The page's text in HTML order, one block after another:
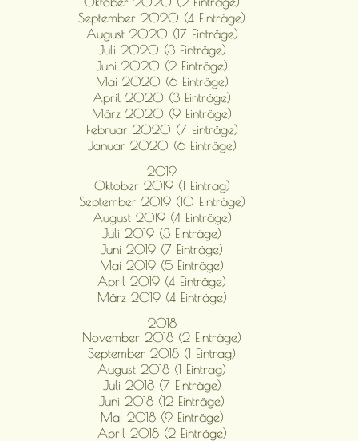
September 2020 (4 Einträge)
August 2020 (17 Einträge)
Juli 2020 (3 Einträge)
Juni 2020 (2 Einträge)
Mai 2020 (6 Einträge)
April 2020 (3 Einträge)
März 2020 (9 Einträge)
Februar 2020 (7 Einträge)
Januar 2020 (6 Einträge)
2019
Oktober 2019 (1 Eintrag)
September 2019 (10 Einträge)
August 2019 (4 Einträge)
Juli 2019 (3 Einträge)
Juni 2019 (7 Einträge)
Mai 2019 (5 Einträge)
April 2019 (4 Einträge)
März 2019 (4 Einträge)
2018
November 2018 (2 Einträge)
September 2018 (1 Eintrag)
August 2018 (1 Eintrag)
Juli 2018 (7 Einträge)
Juni 2018 (12 Einträge)
Mai 2018 (9 Einträge)
April 2018 (2 Einträge)